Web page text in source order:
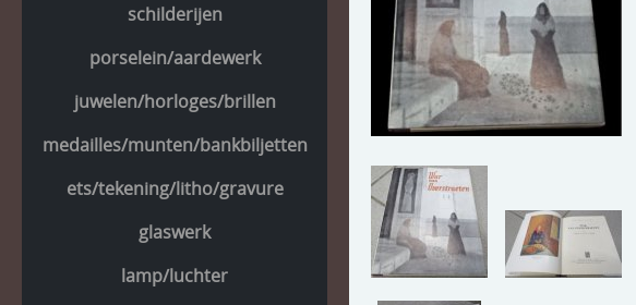
schilderijen
porselein/aardewerk
juwelen/horloges/brillen
medailles/munten/bankbiljetten
ets/tekening/litho/gravure
glaswerk
lamp/luchter